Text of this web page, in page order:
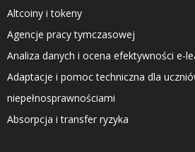
Altcoiny i tokeny
Agencje pracy tymczasowej
Analiza danych i ocena efektywności e-
Adaptacje i pomoc techniczna dla
niepełnosprawnościami
Absorpcja i transfer ryzyka